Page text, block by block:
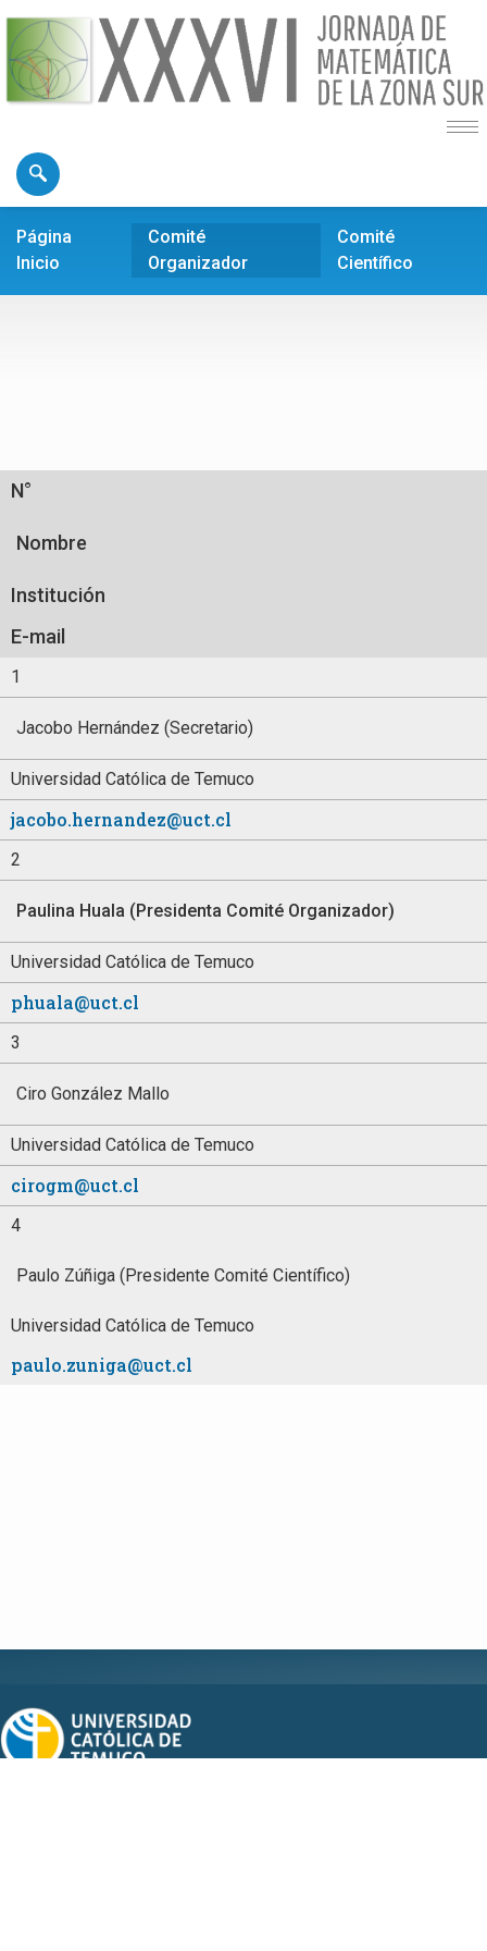
Página
Inicio
Comité
Organizador
Comité
Científico
N°
Nombre
Institución
E-mail
1
Jacobo Hernández (Secretario)
Universidad Católica de Temuco
jacobo.hernandez@uct.cl
2
Paulina Huala (Presidenta Comité Organizador)
Universidad Católica de Temuco
phuala@uct.cl
3
Ciro González Mallo
Universidad Católica de Temuco
cirogm@uct.cl
4
Paulo Zúñiga (Presidente Comité Científico)
Universidad Católica de Temuco
paulo.zuniga@uct.cl